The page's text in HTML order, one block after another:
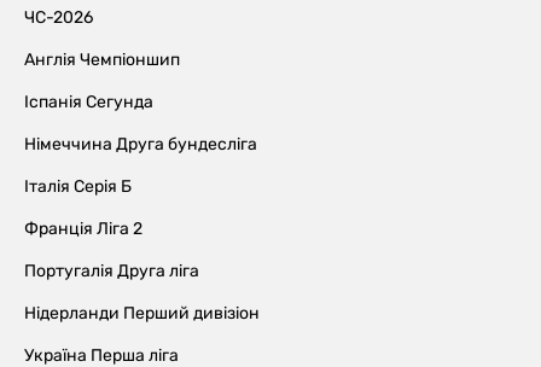
ЧС-2026
Англія Чемпіоншип
Іспанія Сегунда
Німеччина Друга бундесліга
Італія Серія Б
Франція Ліга 2
Португалія Друга ліга
Нідерланди Перший дивізіон
Україна Перша ліга